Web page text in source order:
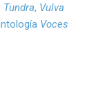
Tundra, Vulva
Voces